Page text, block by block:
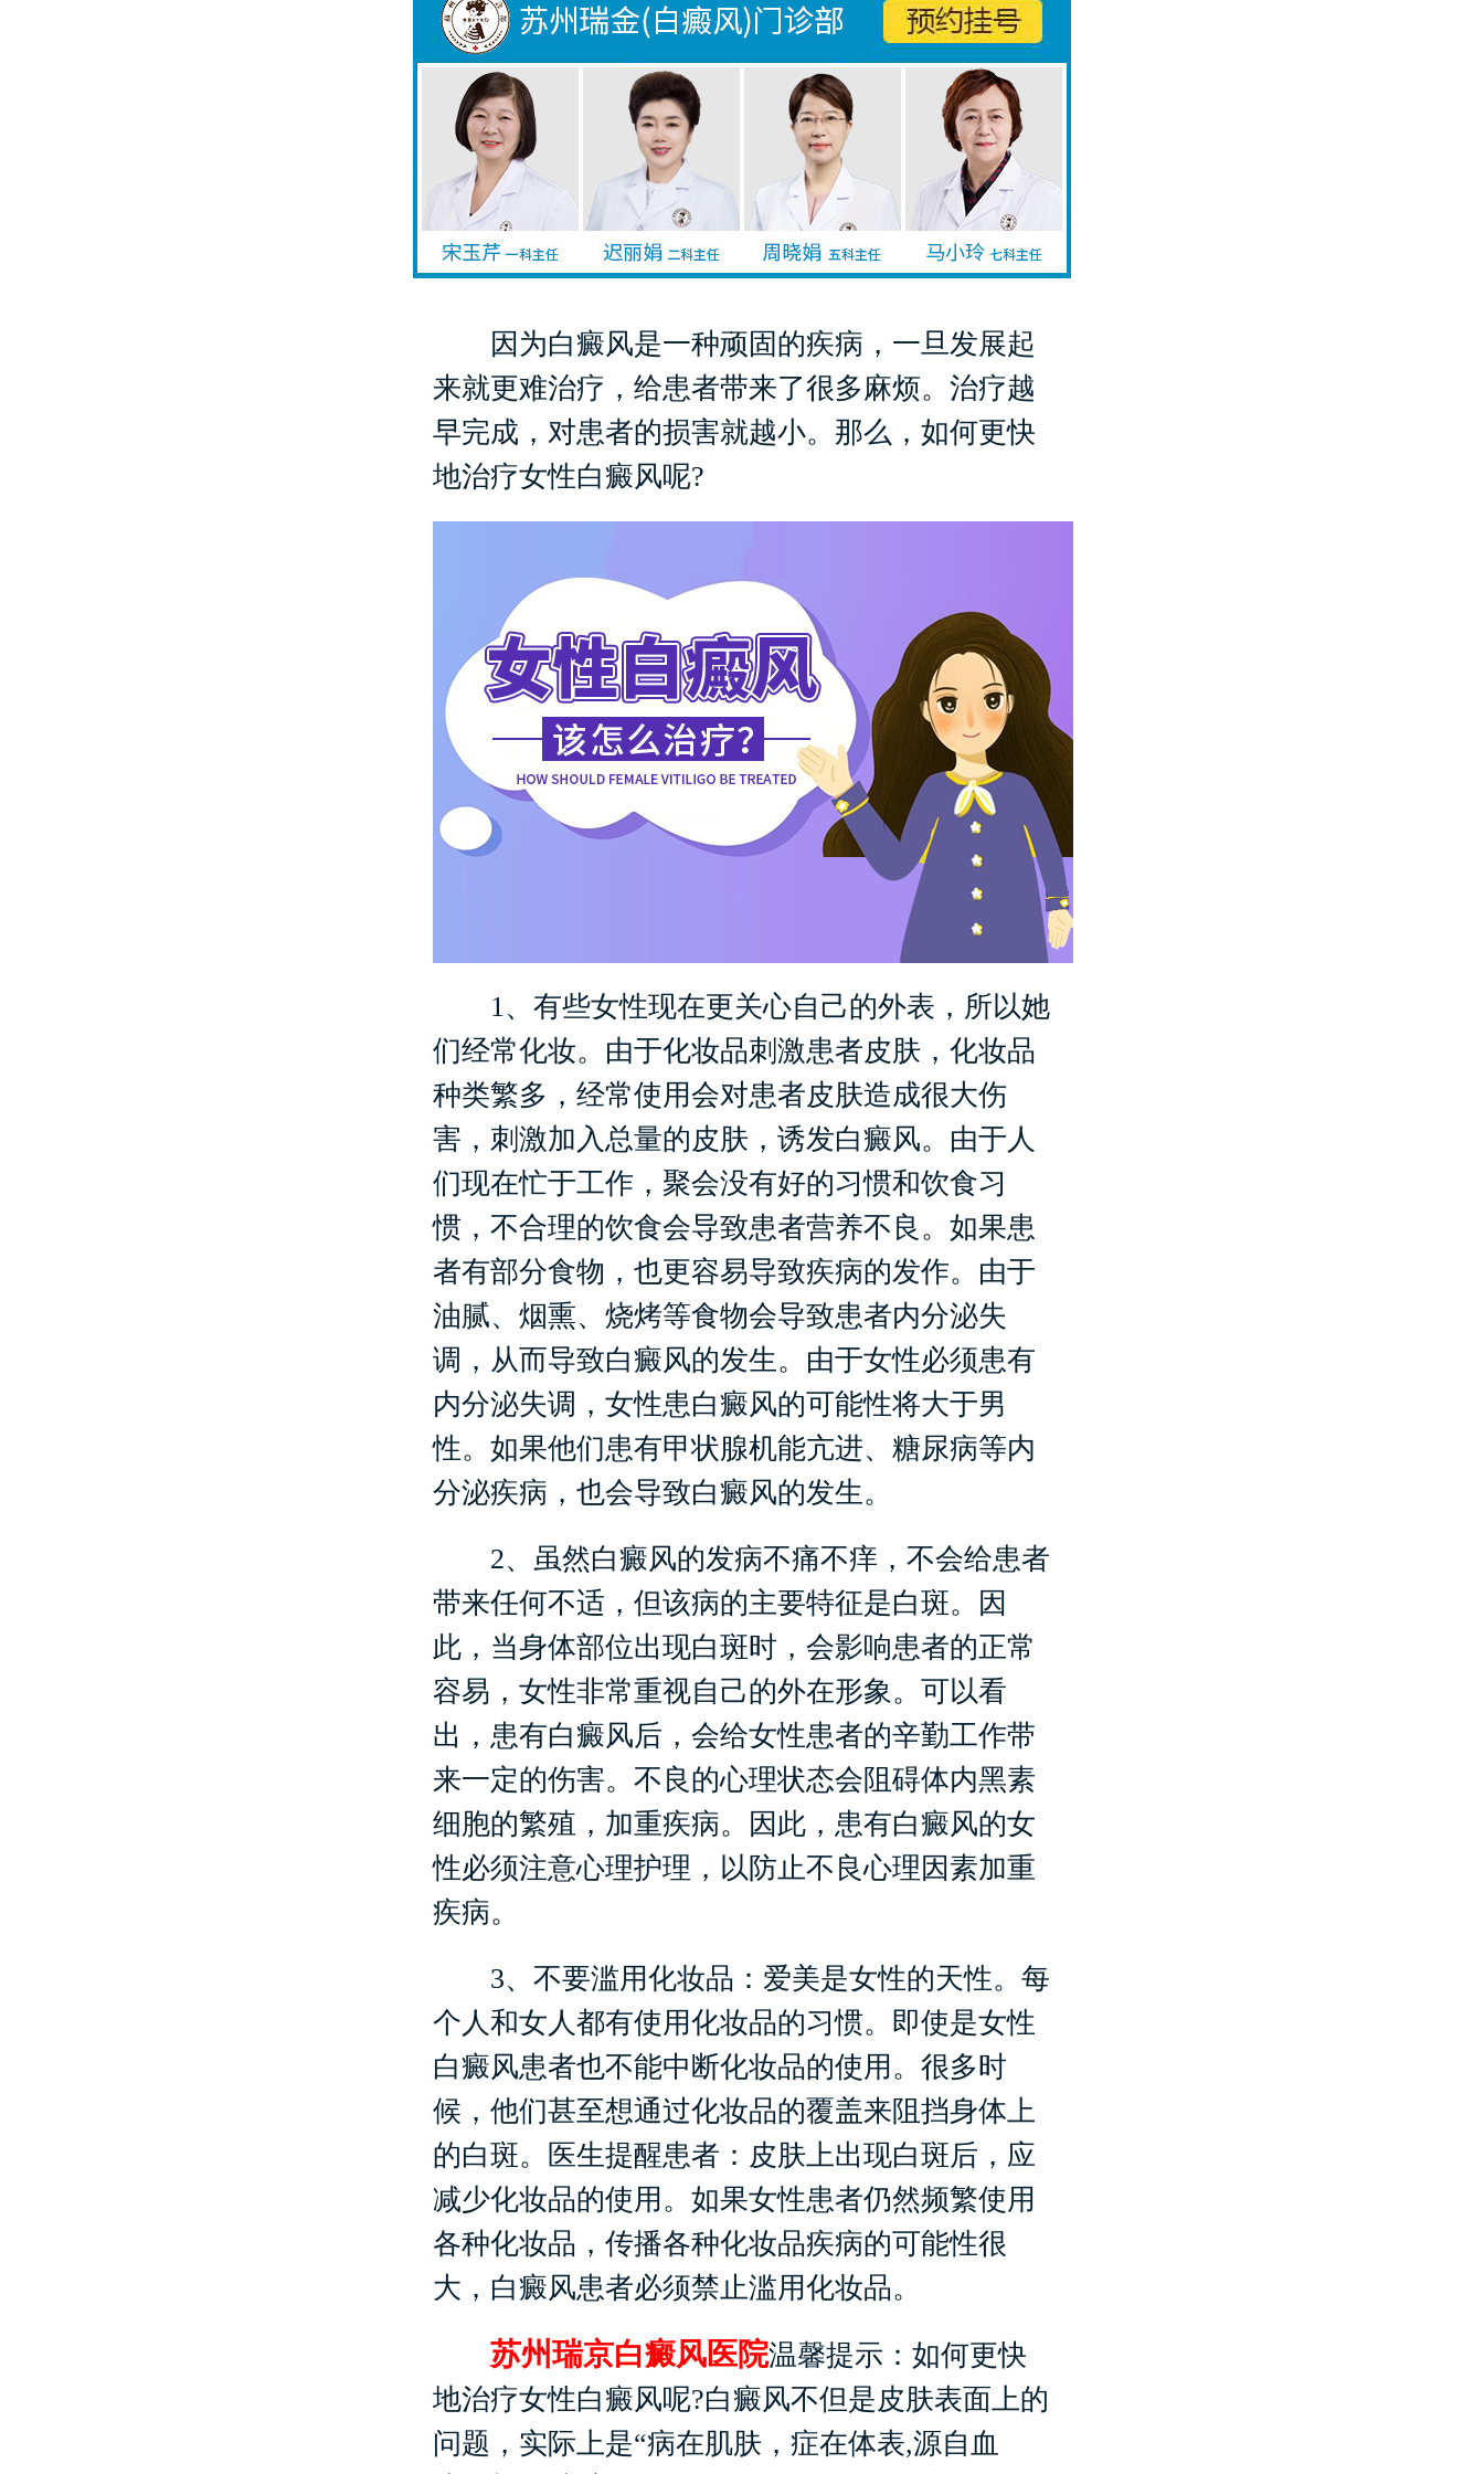
因为白癜风是一种顽固的疾病，一旦发展起
来就更难治疗，给患者带来了很多麻烦。治疗越
早完成，对患者的损害就越小。那么，如何更快
地治疗女性白癜风呢?
1、有些女性现在更关心自己的外表，所以她
们经常化妆。由于化妆品刺激患者皮肤，化妆品
种类繁多，经常使用会对患者皮肤造成很大伤
害，刺激加入总量的皮肤，诱发白癜风。由于人
们现在忙于工作，聚会没有好的习惯和饮食习
惯，不合理的饮食会导致患者营养不良。如果患
者有部分食物，也更容易导致疾病的发作。由于
油腻、烟熏、烧烤等食物会导致患者内分泌失
调，从而导致白癜风的发生。由于女性必须患有
内分泌失调，女性患白癜风的可能性将大于男
性。如果他们患有甲状腺机能亢进、糖尿病等内
分泌疾病，也会导致白癜风的发生。
2、虽然白癜风的发病不痛不痒，不会给患者
带来任何不适，但该病的主要特征是白斑。因
此，当身体部位出现白斑时，会影响患者的正常
容易，女性非常重视自己的外在形象。可以看
出，患有白癜风后，会给女性患者的辛勤工作带
来一定的伤害。不良的心理状态会阻碍体内黑素
细胞的繁殖，加重疾病。因此，患有白癜风的女
性必须注意心理护理，以防止不良心理因素加重
疾病。
3、不要滥用化妆品：爱美是女性的天性。每
个人和女人都有使用化妆品的习惯。即使是女性
白癜风患者也不能中断化妆品的使用。很多时
候，他们甚至想通过化妆品的覆盖来阻挡身体上
的白斑。医生提醒患者：皮肤上出现白斑后，应
减少化妆品的使用。如果女性患者仍然频繁使用
各种化妆品，传播各种化妆品疾病的可能性很
大，白癜风患者必须禁止滥用化妆品。
苏州瑞京白癜风医院温馨提示：如何更快
地治疗女性白癜风呢?白癜风不但是皮肤表面上的
问题，实际上是“病在肌肤，症在体表,源自血